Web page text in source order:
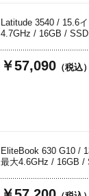
Latitude 3540 / 15.6
4.7GHz / 16GB /
￥57,090 （税込）
EliteBook 630 G10 /
最大4.6GHz / 16GB /